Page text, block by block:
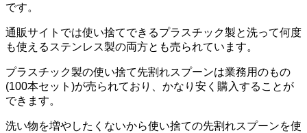
です。
通販サイトでは使い捨てできるプラスチック製と洗って何度
も使えるステンレス製の両方とも売られています。
プラスチック製の使い捨て先割れスプーンは業務用のもの
(100本セット)が売られており、かなり安く購入することが
できます。
洗い物を増やしたくないから使い捨ての先割れスプーンを使